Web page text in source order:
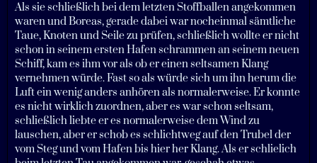
Als sie schließlich bei dem letzten Stoffballen angekommen
waren und Boreas, gerade dabei war nocheinmal sämtliche
Taue, Knoten und Seile zu prüfen, schließlich wollte er nicht
schon in seinem ersten Hafen schrammen an seinem neuen
Schiff, kam es ihm vor als ob er einen seltsamen Klang
vernehmen würde. Fast so als würde sich um ihn herum die
Luft ein wenig anders anhören als normalerweise. Er konnte
es nicht wirklich zuordnen, aber es war schon seltsam,
schließlich liebte er es normalerweise dem Wind zu
lauschen, aber er schob es schlichtweg auf den Trubel der
vom Steg und vom Hafen bis hier her Klang. Als er schlielich